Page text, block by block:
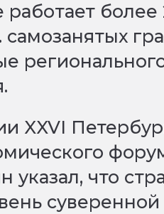
более
XXVI
указал, что